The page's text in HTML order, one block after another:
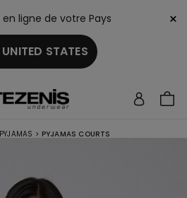
ligne de votre Pays
STATES
×
> PYJAMAS COURTS